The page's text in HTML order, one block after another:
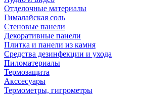
Отделочные материалы
Гималайская соль
Стеновые панели
Декоративные панели
Плитка и панели из камня
Средства дезинфекции и ухода
Пиломатериалы
Термозащита
Аксcесуары
Термометры, гигрометры